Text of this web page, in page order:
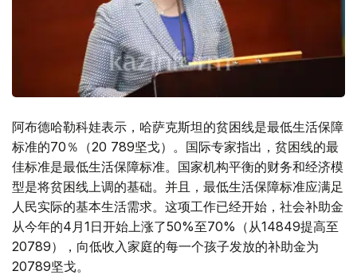
阿布德哈勒科娃表示，哈萨克斯坦的贫困线是最低生活保障
标准的70％（20 789坚戈）。国际专家指出，贫困线的最
佳标准是最低生活保障标准。国家机构平衡的财务和经济模
型是将贫困线上调的基础。并且，最低生活保障标准应满足
人民实际的基本生活需求。这项工作已经开始，社会补助金
从今年的4月1日开始上涨了50%至70%（从14849提高至
20789），向低收入家庭的每一个孩子发放的补助金为
20789坚戈。